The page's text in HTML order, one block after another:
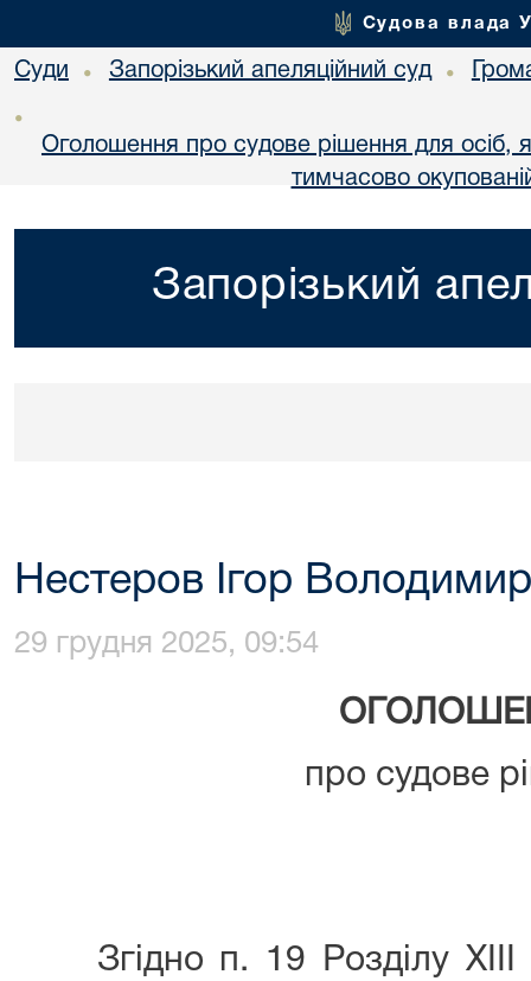
Судова влада
Суди • Запорізький апеляційний суд •
•
Оголошення про судове рішення для осіб,
тимчасово
Запорізький
Нестеров Ігор
29 грудня 2025, 09:54
про судове
Згідно п. 19 Розділу XIII